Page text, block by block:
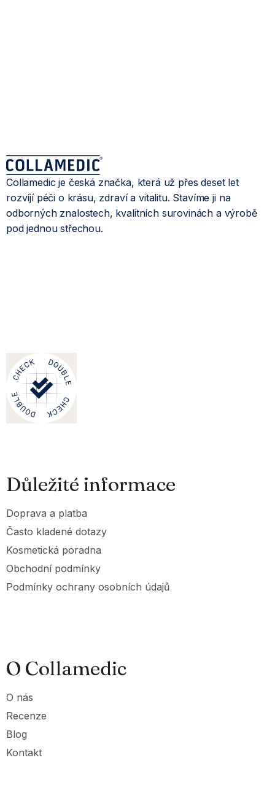
Collamedic je česká značka, která už přes deset let
rozvíjí péči o krásu, zdraví a vitalitu. Stavíme ji na
odborných znalostech, kvalitních surovinách a výrobě
pod jednou střechou.
Důležité informace
Doprava a platba
Často kladené dotazy
Kosmetická poradna
Obchodní podmínky
Podmínky ochrany osobních údajů
O Collamedic
O nás
Recenze
Blog
Kontakt